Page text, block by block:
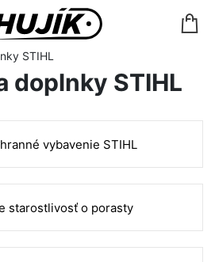
STIHL
doplnky STIHL
vybavenie STIHL
starostlivosť o porasty